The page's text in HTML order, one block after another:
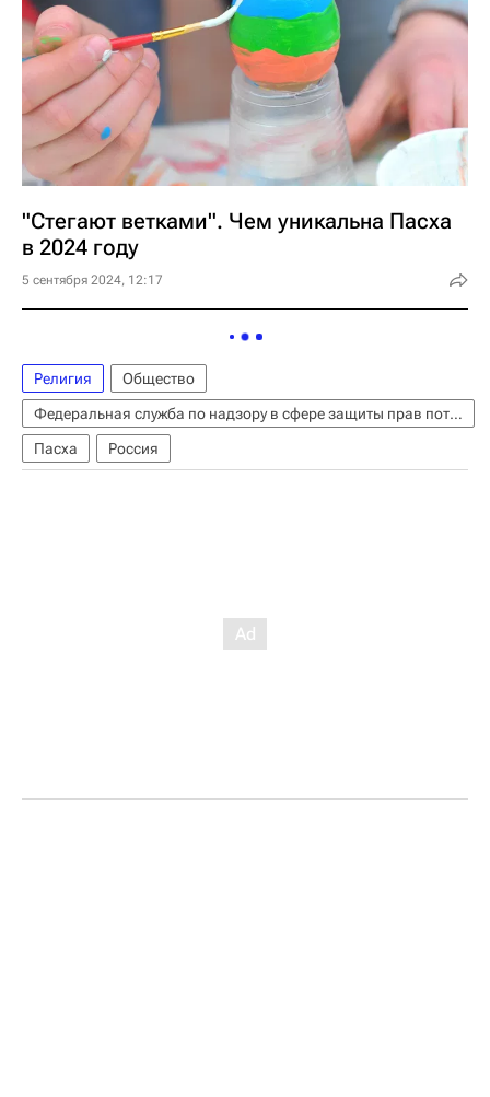
"Стегают ветками". Чем уникальна Пасха
в 2024 году
5 сентября 2024, 12:17
Религия
Общество
Федеральная служба по надзору в сфере защиты прав потребителей и благополучия человека (Роспотребнадзор)
Пасха
Россия